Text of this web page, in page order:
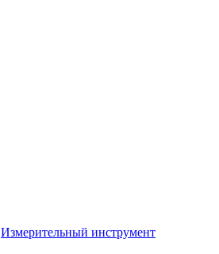
Измерительный инструмент